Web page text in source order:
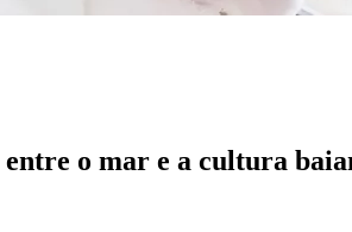
o mar e a cultura